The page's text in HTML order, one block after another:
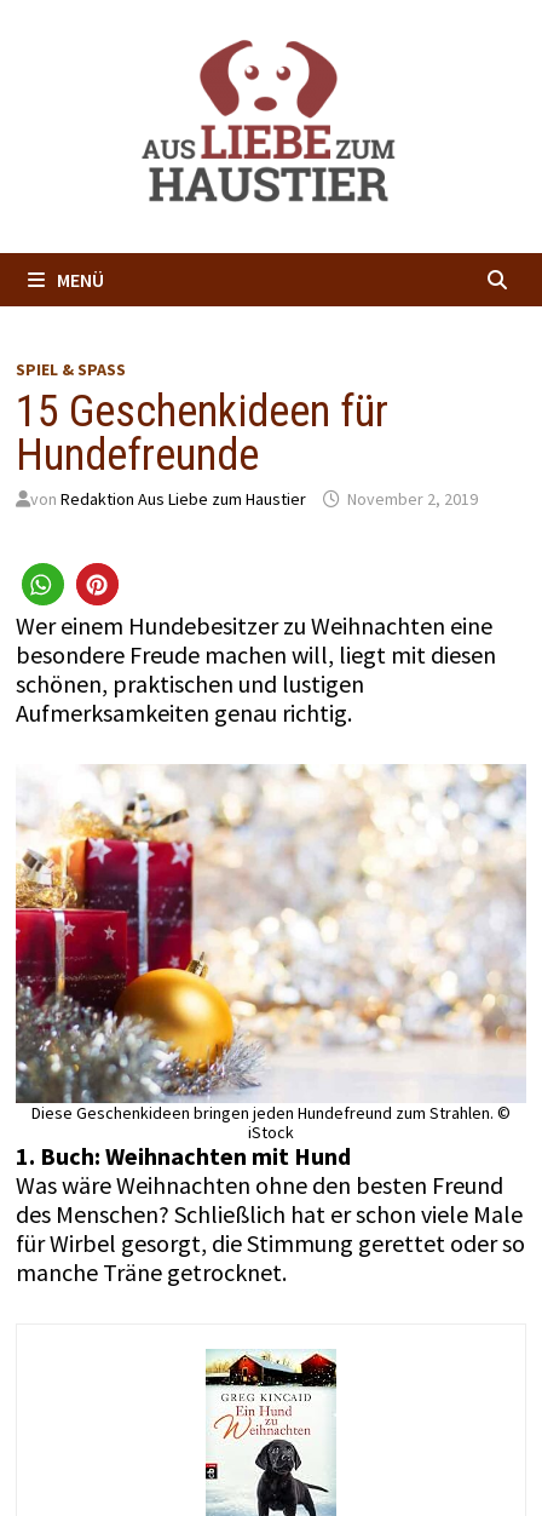
MENÜ
SPIEL & SPASS
15 Geschenkideen für
Hundefreunde
von Redaktion Aus Liebe zum Haustier November 2, 2019
Wer einem Hundebesitzer zu Weihnachten eine
besondere Freude machen will, liegt mit diesen
schönen, praktischen und lustigen
Aufmerksamkeiten genau richtig.
Diese Geschenkideen bringen jeden Hundefreund zum Strahlen. ©
iStock
1. Buch: Weihnachten mit Hund
Was wäre Weihnachten ohne den besten Freund
des Menschen? Schließlich hat er schon viele Male
für Wirbel gesorgt, die Stimmung gerettet oder so
manche Träne getrocknet.